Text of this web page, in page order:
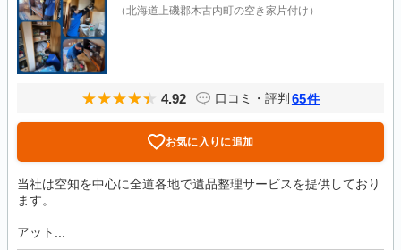
（北海道上磯郡木古内町の空き家片付け）
4.92 口コミ・評判 65件
お気に入りに追加
当社は空知を中心に全道各地で遺品整理サービスを提供しており
ます。
アット...